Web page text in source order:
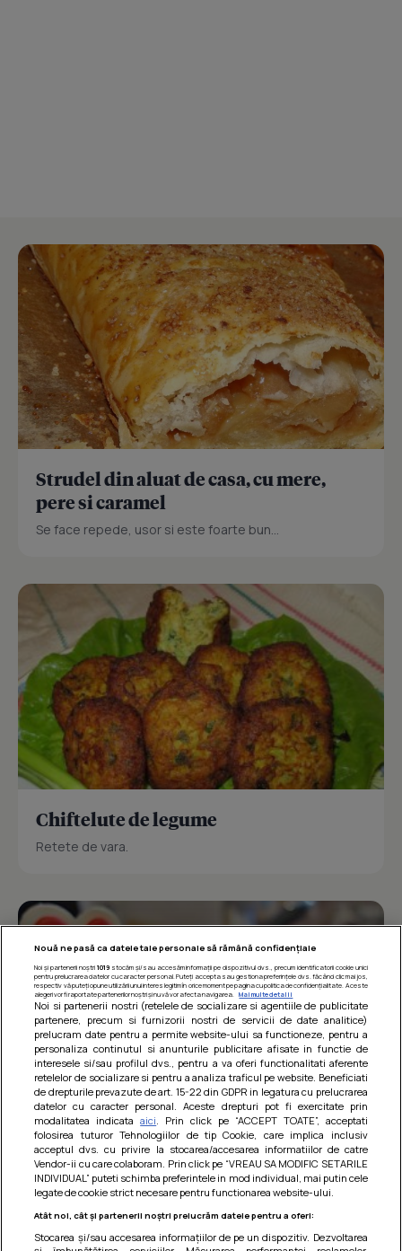
Strudel din aluat de casa, cu mere,
pere si caramel
Se face repede, usor si este foarte bun...
Chiftelute de legume
Retete de vara.
Barcute din vinete cu arpagic rosu
Un deliciu usor de preparat!
Nouă ne pasă ca datele tale personale să rămână confidențiale
Noi și partenerii noștri 1019stocăm și/sau accesăm informații pe dispozitivul dvs., precum identificatorii cookie unici
pentru prelucrarea datelor cu caracter personal. Puteți accepta sau gestiona preferințele dvs. făcând clic mai jos,
respectiv vă puteți opune utilizării unui interes legitim în orice moment pe pagina cu politica de confidențialitate. Aceste
alegeri vor fi raportate partenerilor noștri și nu vă vor afecta navigarea.
Mai multe detalii
Noi si partenerii nostri (retelele de socializare si agentiile de publicitate
partenere, precum si furnizorii nostri de servicii de date analitice)
prelucram date pentru a permite website-ului sa functioneze, pentru a
personaliza continutul si anunturile publicitare afisate in functie de
interesele si/sau profilul dvs., pentru a va oferi functionalitati aferente
retelelor de socializare si pentru a analiza traficul pe website. Beneficiati
de drepturile prevazute de art. 15-22 din GDPR in legatura cu prelucrarea
datelor cu caracter personal. Aceste drepturi pot fi exercitate prin
modalitatea indicataaici . Prin click pe “ACCEPT TOATE”, acceptati
folosirea tuturor Tehnologiilor de tip Cookie, care implica inclusiv
acceptul dvs. cu privire la stocarea/accesarea informatiilor de catre
Vendor-ii cu care colaboram. Prin click pe “VREAU SA MODIFIC SETARILE
INDIVIDUAL” puteti schimba preferintele in mod individual, mai putin cele
legate de cookie strict necesare pentru functionarea website-ului.
Atât noi, cât și partenerii noștri prelucrăm datele pentru a oferi:
Stocarea și/sau accesarea informațiilor de pe un dispozitiv. Dezvoltarea